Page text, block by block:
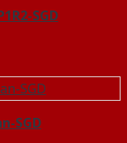
SGD
SGD